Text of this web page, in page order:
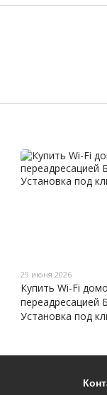
29 июня 2026
Купить Wi-Fi
переадресацией
Установка под